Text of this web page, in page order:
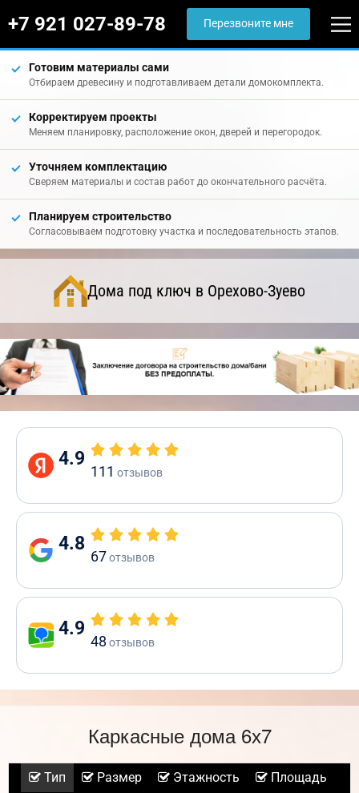
+7 921 027-89-78 Перезвоните мне
Готовим материалы сами
Отбираем древесину и подготавливаем детали домокомплекта.
Корректируем проекты
Меняем планировку, расположение окон, дверей и перегородок.
Уточняем комплектацию
Сверяем материалы и состав работ до окончательного расчёта.
Планируем строительство
Согласовываем подготовку участка и последовательность этапов.
Дома под ключ в Орехово-Зуево
4.9
111 отзывов
4.8
67отзывов
4.9
48 отзывов
Каркасные дома 6х7
Тип Размер Этажность
Площадь